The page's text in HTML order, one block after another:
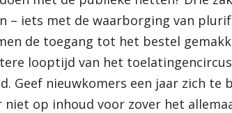
– iets met de waarborging van
de toegang tot het bestel
looptijd van het
Geef nieuwkomers een jaar zich te
niet op inhoud voor zover het